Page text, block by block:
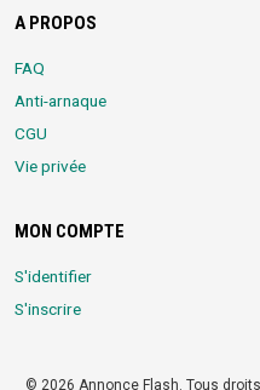
A PROPOS
FAQ
Anti-arnaque
CGU
Vie privée
MON COMPTE
S'identifier
S'inscrire
© 2026 Annonce Flash. Tous